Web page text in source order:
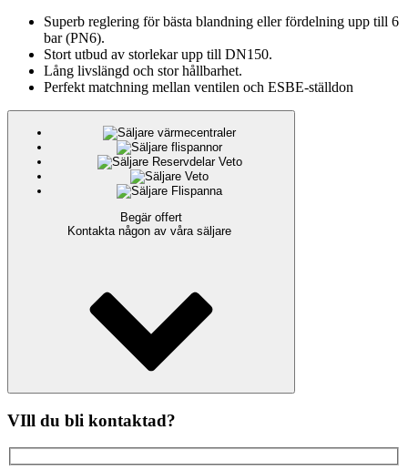
Superb reglering för bästa blandning eller fördelning upp till 6
bar (PN6).
Stort utbud av storlekar upp till DN150.
Lång livslängd och stor hållbarhet.
Perfekt matchning mellan ventilen och ESBE-ställdon
Begär offert
Kontakta någon av våra säljare
VIll du bli kontaktad?